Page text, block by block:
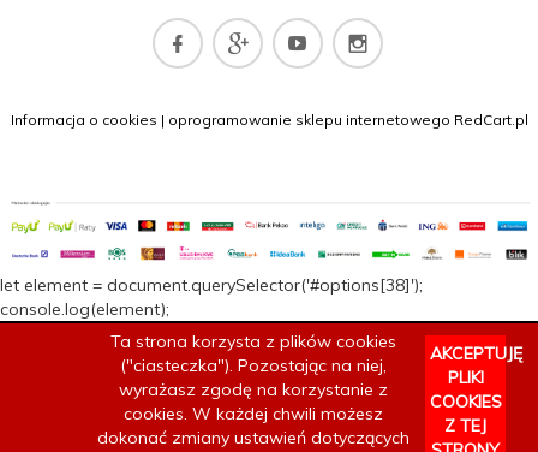
sklep@dywany.top
Informacja o cookies | oprogramowanie sklepu internetowego RedCart.pl
let element = document.querySelector('#options[38]');
console.log(element);
Ta strona korzysta z plików cookies
("ciasteczka"). Pozostając na niej,
wyrażasz zgodę na korzystanie z
cookies. W każdej chwili możesz
dokonać zmiany ustawień dotyczących
AKCEPTUJĘ
PLIKI
COOKIES
Z TEJ